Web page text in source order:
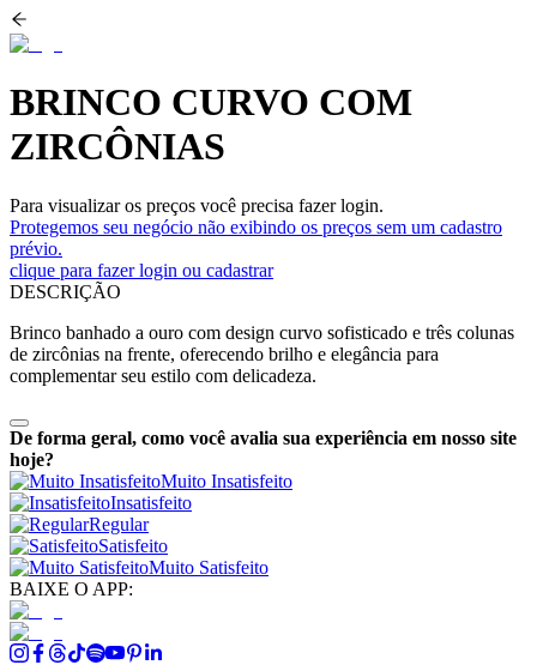
BRINCO CURVO COM
ZIRCÔNIAS
Para visualizar os preços você precisa fazer login.
Protegemos seu negócio não exibindo os preços sem um cadastro
prévio.
clique para fazer login ou cadastrar
DESCRIÇÃO
Brinco banhado a ouro com design curvo sofisticado e três colunas
de zircônias na frente, oferecendo brilho e elegância para
complementar seu estilo com delicadeza.
De forma geral, como você avalia sua experiência em nosso site
hoje?
Muito Insatisfeito
Insatisfeito
Regular
Satisfeito
Muito Satisfeito
BAIXE O APP: